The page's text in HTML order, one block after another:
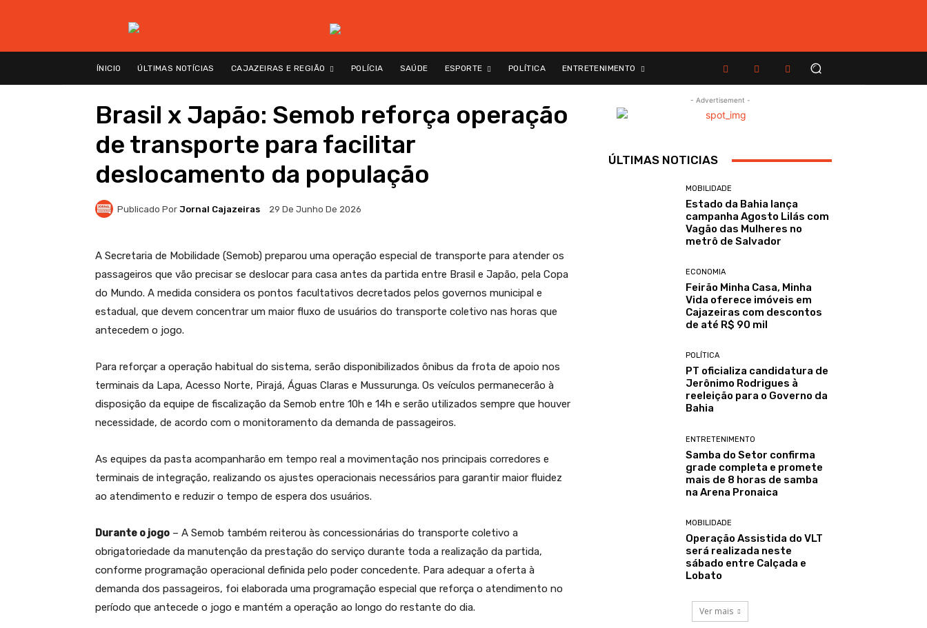
ÍNICIO ÚLTIMAS NOTÍCIAS CAJAZEIRAS E REGIÃO POLÍCIA SAÚDE ESPORTE POLÍTICA ENTRETENIMENTO
Brasil x Japão: Semob reforça operação
de transporte para facilitar
deslocamento da população
Publicado Por Jornal Cajazeiras 29 De Junho De 2026
A Secretaria de Mobilidade (Semob) preparou uma operação especial de transporte para atender os
passageiros que vão precisar se deslocar para casa antes da partida entre Brasil e Japão, pela Copa
do Mundo. A medida considera os pontos facultativos decretados pelos governos municipal e
estadual, que devem concentrar um maior fluxo de usuários do transporte coletivo nas horas que
antecedem o jogo.
Para reforçar a operação habitual do sistema, serão disponibilizados ônibus da frota de apoio nos
terminais da Lapa, Acesso Norte, Pirajá, Águas Claras e Mussurunga. Os veículos permanecerão à
disposição da equipe de fiscalização da Semob entre 10h e 14h e serão utilizados sempre que houver
necessidade, de acordo com o monitoramento da demanda de passageiros.
As equipes da pasta acompanharão em tempo real a movimentação nos principais corredores e
terminais de integração, realizando os ajustes operacionais necessários para garantir maior fluidez
ao atendimento e reduzir o tempo de espera dos usuários.
Durante o jogo – A Semob também reiterou às concessionárias do transporte coletivo a
obrigatoriedade da manutenção da prestação do serviço durante toda a realização da partida,
conforme programação operacional definida pelo poder concedente. Para adequar a oferta à
demanda dos passageiros, foi elaborada uma programação especial que reforça o atendimento no
período que antecede o jogo e mantém a operação ao longo do restante do dia.
- Advertisement -
ÚLTIMAS NOTICIAS
MOBILIDADE
Estado da Bahia lança
campanha Agosto Lilás com
Vagão das Mulheres no
metrô de Salvador
ECONOMIA
Feirão Minha Casa, Minha
Vida oferece imóveis em
Cajazeiras com descontos
de até R$ 90 mil
POLÍTICA
PT oficializa candidatura de
Jerônimo Rodrigues à
reeleição para o Governo da
Bahia
ENTRETENIMENTO
Samba do Setor confirma
grade completa e promete
mais de 8 horas de samba
na Arena Pronaica
MOBILIDADE
Operação Assistida do VLT
será realizada neste
sábado entre Calçada e
Lobato
Ver mais